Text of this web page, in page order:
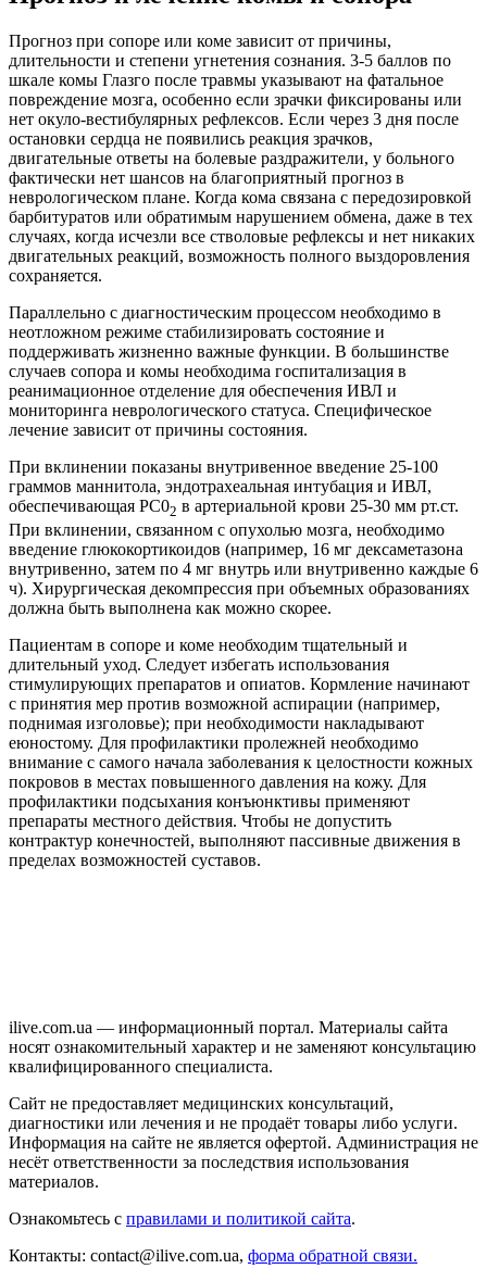
Прогноз при сопоре или коме зависит от причины,
длительности и степени угнетения сознания. 3-5 баллов по
шкале комы Глазго после травмы указывают на фатальное
повреждение мозга, особенно если зрачки фиксированы или
нет окуло-вестибулярных рефлексов. Если через 3 дня после
остановки сердца не появились реакция зрачков,
двигательные ответы на болевые раздражители, у больного
фактически нет шансов на благоприятный прогноз в
неврологическом плане. Когда кома связана с передозировкой
барбитуратов или обратимым нарушением обмена, даже в тех
случаях, когда исчезли все стволовые рефлексы и нет никаких
двигательных реакций, возможность полного выздоровления
сохраняется.
Параллельно с диагностическим процессом необходимо в
неотложном режиме стабилизировать состояние и
поддерживать жизненно важные функции. В большинстве
случаев сопора и комы необходима госпитализация в
реанимационное отделение для обеспечения ИВЛ и
мониторинга неврологического статуса. Специфическое
лечение зависит от причины состояния.
При вклинении показаны внутривенное введение 25-100
граммов маннитола, эндотрахеальная интубация и ИВЛ,
обеспечивающая РС02 в артериальной крови 25-30 мм рт.ст.
При вклинении, связанном с опухолью мозга, необходимо
введение глюкокортикоидов (например, 16 мг дексаметазона
внутривенно, затем по 4 мг внутрь или внутривенно каждые 6
ч). Хирургическая декомпрессия при объемных образованиях
должна быть выполнена как можно скорее.
Пациентам в сопоре и коме необходим тщательный и
длительный уход. Следует избегать использования
стимулирующих препаратов и опиатов. Кормление начинают
с принятия мер против возможной аспирации (например,
поднимая изголовье); при необходимости накладывают
еюностому. Для профилактики пролежней необходимо
внимание с самого начала заболевания к целостности кожных
покровов в местах повышенного давления на кожу. Для
профилактики подсыхания конъюнктивы применяют
препараты местного действия. Чтобы не допустить
контрактур конечностей, выполняют пассивные движения в
пределах возможностей суставов.
ilive.com.ua — информационный портал. Материалы сайта
носят ознакомительный характер и не заменяют консультацию
квалифицированного специалиста.
Сайт не предоставляет медицинских консультаций,
диагностики или лечения и не продаёт товары либо услуги.
Информация на сайте не является офертой. Администрация не
несёт ответственности за последствия использования
материалов.
Ознакомьтесь с правилами и политикой сайта.
Контакты: contact@ilive.com.ua, форма обратной связи.